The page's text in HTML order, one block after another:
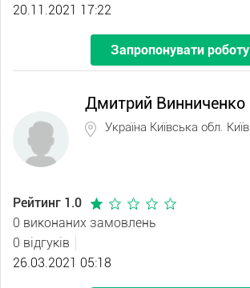
20.11.2021 17:22
Запропонувати роботу
Дмитрий Винниченко
Україна Київська обл. Київ
Рейтинг 1.0
0 виконаних замовлень
0 відгуків
26.03.2021 05:18